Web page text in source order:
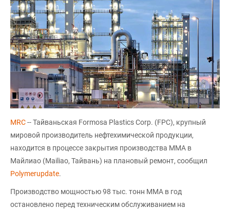
MRC-- Тайваньская Formosa Plastics Corp. (FPC), крупный
мировой производитель нефтехимической продукции,
находится в процессе закрытия производства ММА в
Майлиао (Mailiao, Тайвань) на плановый ремонт, сообщил
Polymerupdate.
Производство мощностью 98 тыс. тонн MMA в год
остановлено перед техническим обслуживанием на